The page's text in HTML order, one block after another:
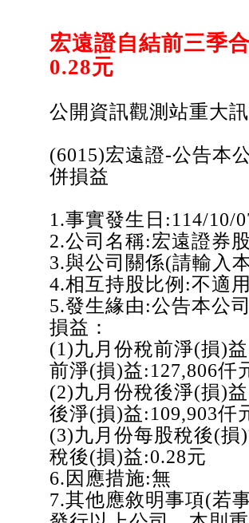
宏遠證自結前三季
0.28元
公開資訊觀測站重大
(6015)宏遠證-公告本
併損益
1.事實發生日:114/10/
2.公司名稱:宏遠證券
3.與公司關係(請輸入
4.相互持股比例:不適
5.發生緣由:公告本公
損益：
(1)九月份稅前淨(損)
前淨(損)益:127,806仟
(2)九月份稅後淨(損)
後淨(損)益:109,903仟
(3)九月份每股稅後(損
稅後(損)益:0.28元
6.因應措施:無
7.其他應敘明事項(若